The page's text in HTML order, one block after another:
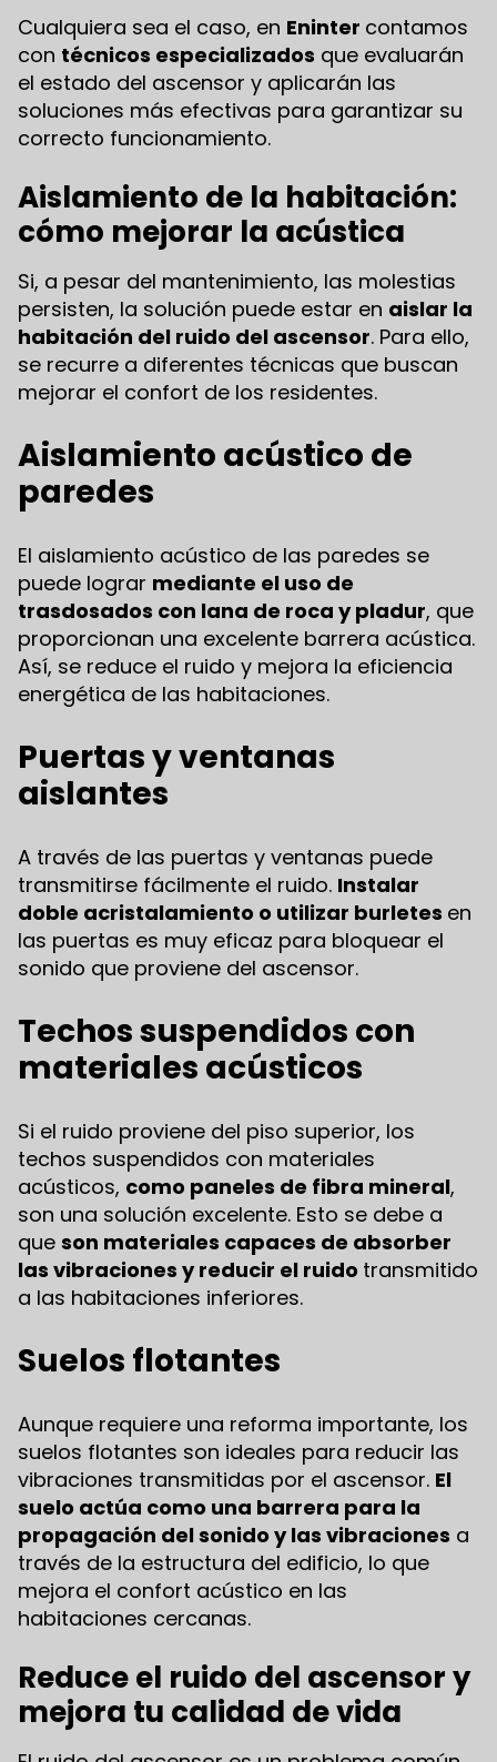
Cualquiera sea el caso, en Eninter contamos
con técnicos especializados que evaluarán
el estado del ascensor y aplicarán las
soluciones más efectivas para garantizar su
correcto funcionamiento.
Aislamiento de la habitación:
cómo mejorar la acústica
Si, a pesar del mantenimiento, las molestias
persisten, la solución puede estar en aislar la
habitación del ruido del ascensor. Para ello,
se recurre a diferentes técnicas que buscan
mejorar el confort de los residentes.
Aislamiento acústico de
paredes
El aislamiento acústico de las paredes se
puede lograr mediante el uso de
trasdosados con lana de roca y pladur, que
proporcionan una excelente barrera acústica.
Así, se reduce el ruido y mejora la eficiencia
energética de las habitaciones.
Puertas y ventanas
aislantes
A través de las puertas y ventanas puede
transmitirse fácilmente el ruido. Instalar
doble acristalamiento o utilizar burletes en
las puertas es muy eficaz para bloquear el
sonido que proviene del ascensor.
Techos suspendidos con
materiales acústicos
Si el ruido proviene del piso superior, los
techos suspendidos con materiales
acústicos, como paneles de fibra mineral,
son una solución excelente. Esto se debe a
que son materiales capaces de absorber
las vibraciones y reducir el ruido transmitido
a las habitaciones inferiores.
Suelos flotantes
Aunque requiere una reforma importante, los
suelos flotantes son ideales para reducir las
vibraciones transmitidas por el ascensor. El
suelo actúa como una barrera para la
propagación del sonido y las vibraciones a
través de la estructura del edificio, lo que
mejora el confort acústico en las
habitaciones cercanas.
Reduce el ruido del ascensor y
mejora tu calidad de vida